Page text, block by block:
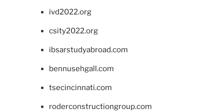
ivd2022.org
csity2022.org
ibsarstudyabroad.com
bennusehgall.com
tsecincinnati.com
roderconstructiongroup.com